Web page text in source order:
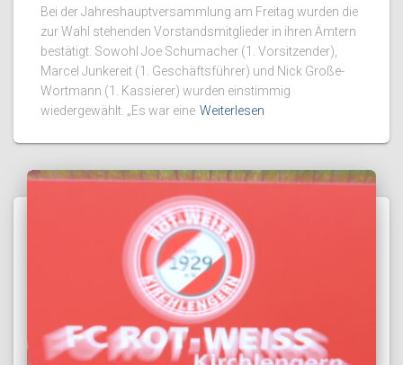
Bei der Jahreshauptversammlung am Freitag wurden die
zur Wahl stehenden Vorstandsmitglieder in ihren Ämtern
bestätigt. Sowohl Joe Schumacher (1. Vorsitzender),
Marcel Junkereit (1. Geschäftsführer) und Nick Große-
Wortmann (1. Kassierer) wurden einstimmig
wiedergewählt. „Es war eine Weiterlesen